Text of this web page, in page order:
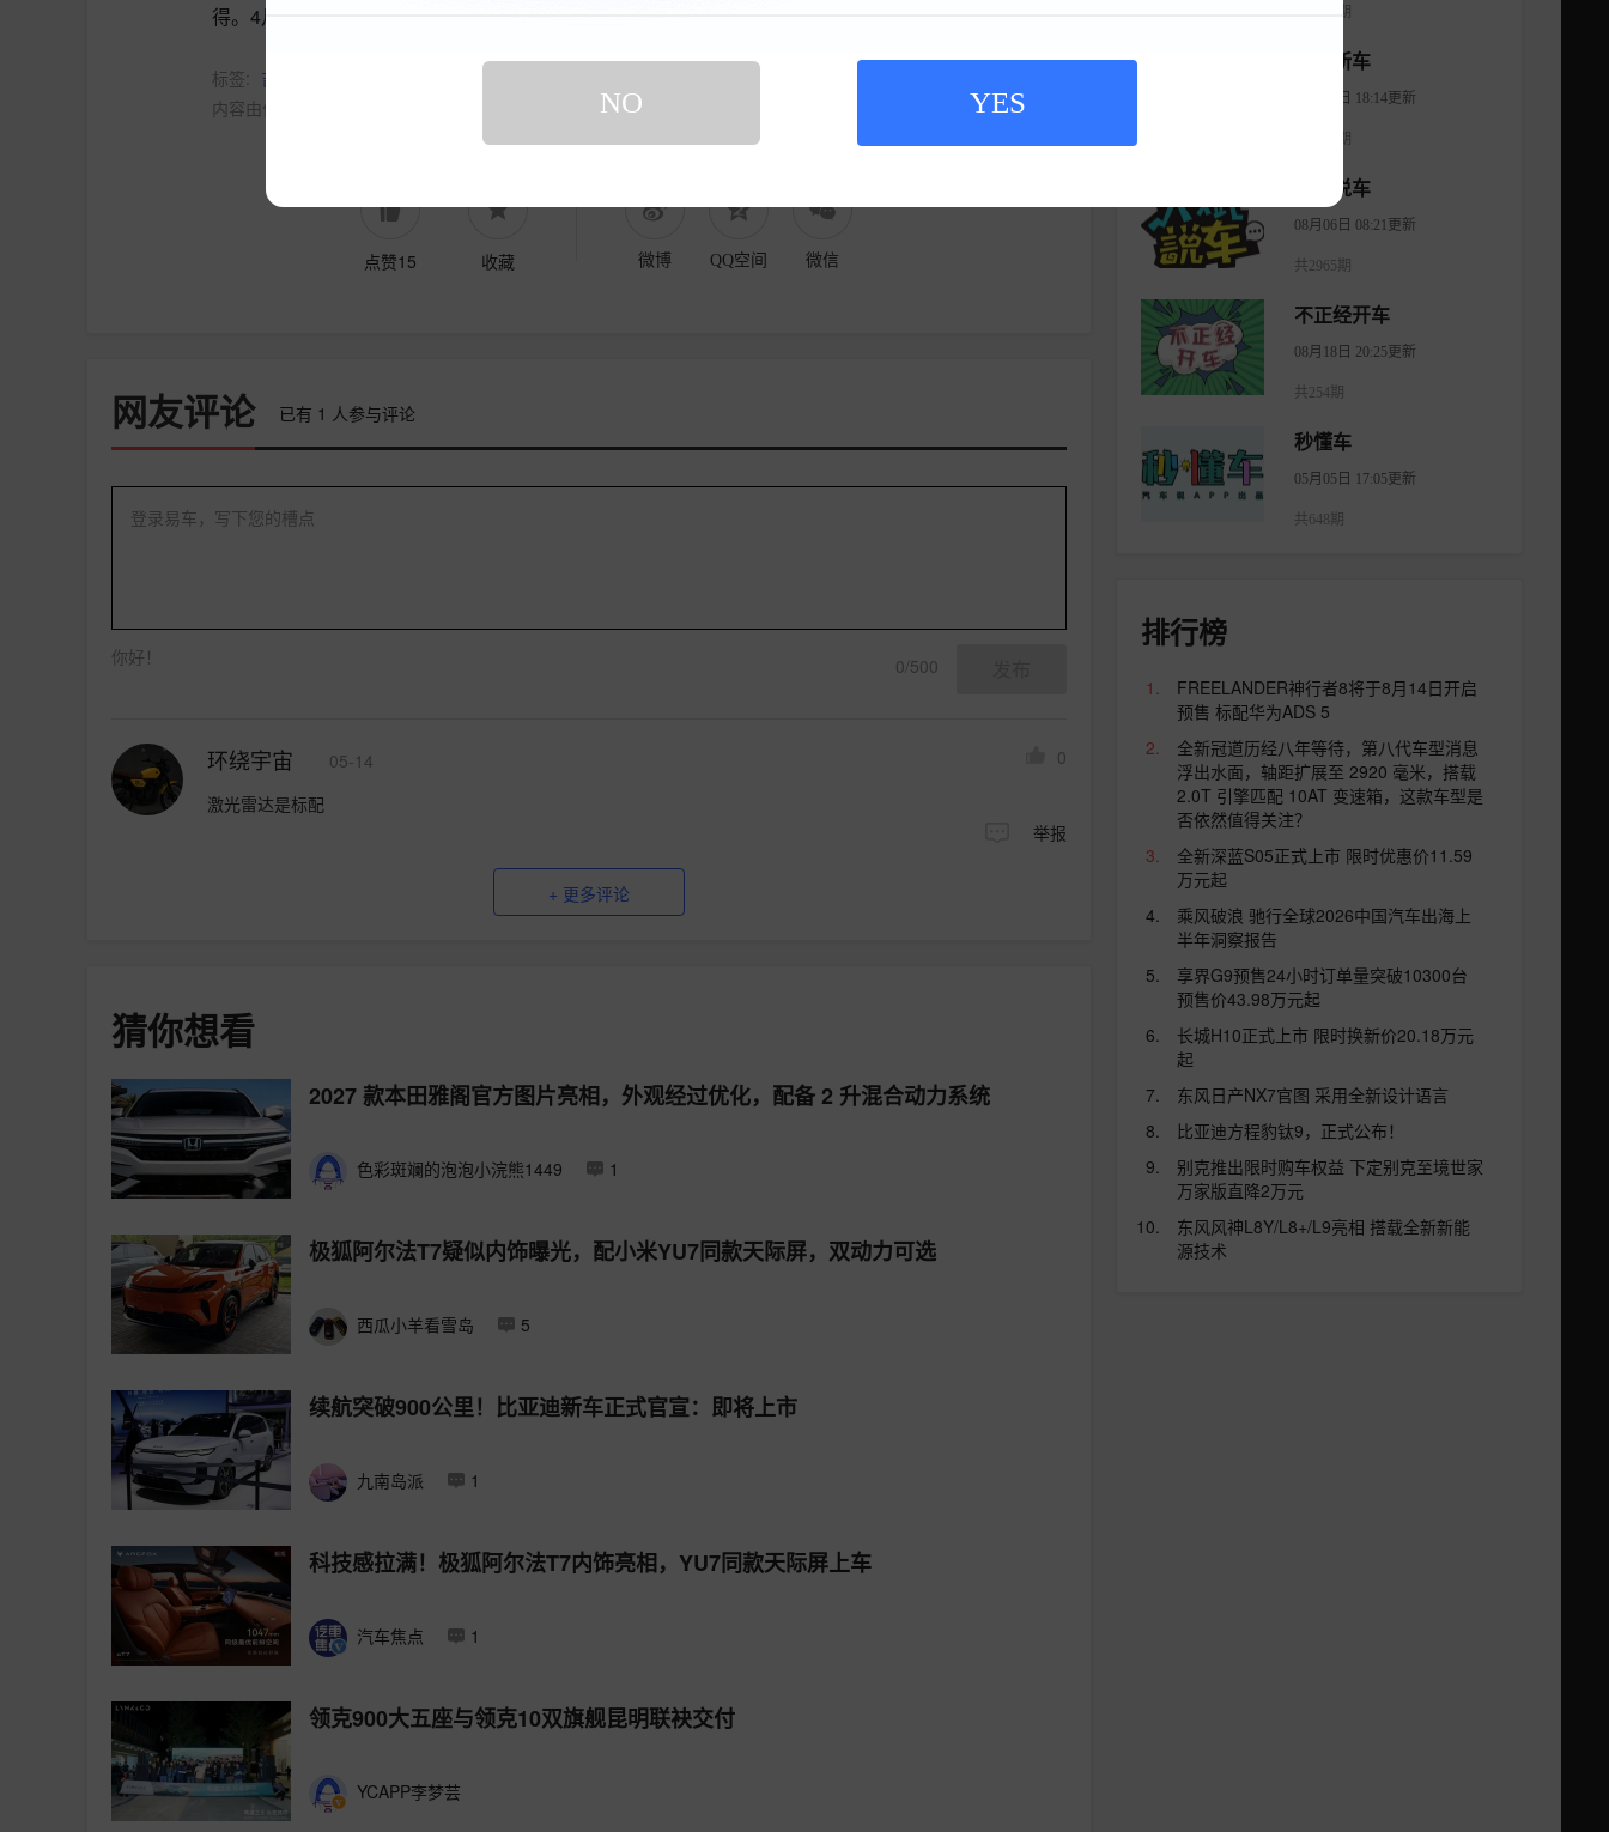
NO YES
得。4月，领克品牌销量达到22755辆。
标签: 吉利新车
内容由作者提供，不代表易车立场
点赞15 收藏 微博 QQ空间 微信
网友评论 已有 1 人参与评论
登录易车，写下您的槽点
你好！ 0/500
环绕宇宙 05-14
0
激光雷达是标配
举报
+ 更多评论
猜你想看
2027 款本田雅阁官方图片亮相，外观经过优化，配备 2 升混合动力系统
色彩斑斓的泡泡小浣熊1449 1
极狐阿尔法T7疑似内饰曝光，配小米YU7同款天际屏，双动力可选
西瓜小羊看雪岛 5
续航突破900公里！比亚迪新车正式官宣：即将上市
九南岛派 1
科技感拉满！极狐阿尔法T7内饰亮相，YU7同款天际屏上车
汽车焦点 1
领克900大五座与领克10双旗舰昆明联袂交付
YCAPP李梦芸
共1474期
智看新车
08月07日 18:14更新
共1176期
大斌说车
08月06日 08:21更新
共2965期
不正经开车
08月18日 20:25更新
共254期
秒懂车
05月05日 17:05更新
共648期
排行榜
FREELANDER神行者8将于8月14日开启
预售 标配华为ADS 5
全新冠道历经八年等待，第八代车型消息
浮出水面，轴距扩展至 2920 毫米，搭载
2.0T 引擎匹配 10AT 变速箱，这款车型是
否依然值得关注？
全新深蓝S05正式上市 限时优惠价11.59
万元起
乘风破浪 驰行全球2026中国汽车出海上
半年洞察报告
享界G9预售24小时订单量突破10300台
预售价43.98万元起
长城H10正式上市 限时换新价20.18万元
起
东风日产NX7官图 采用全新设计语言
比亚迪方程豹钛9，正式公布！
别克推出限时购车权益 下定别克至境世家
万家版直降2万元
东风风神L8Y/L8+/L9亮相 搭载全新新能
源技术